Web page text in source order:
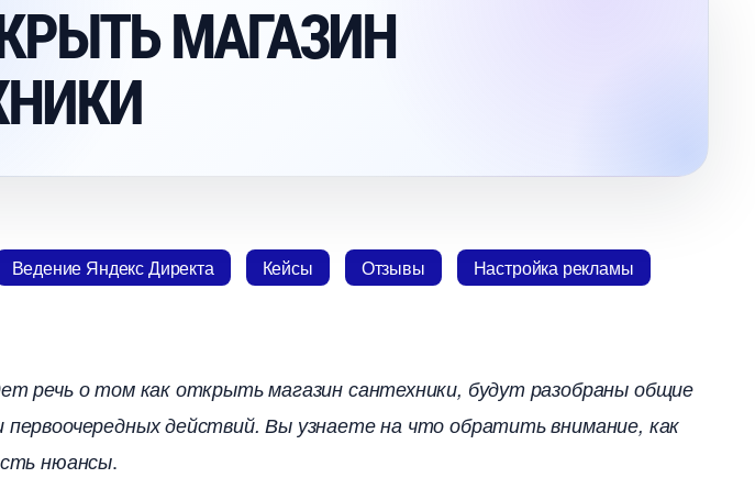
МАГАЗИН
едение Яндекс Директа Кейсы Отзывы
Настройка рекламы
речь о том как открыть магазин сантехники, будут разобраны общие
действий. Вы узнаете на что обратить внимание, как
нюансы.